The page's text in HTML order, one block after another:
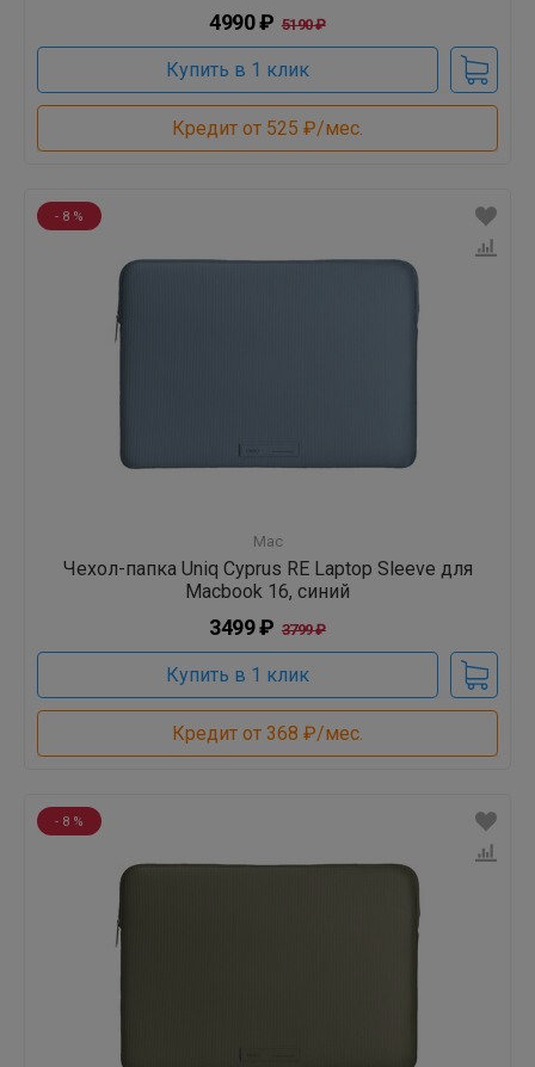
4990 ₽ 5190 ₽
Купить в 1 клик
Кредит от 525 ₽/мес.
- 8 %
Mac
Чехол-папка Uniq Cyprus RE Laptop Sleeve для
Macbook 16, синий
3499 ₽ 3799 ₽
Купить в 1 клик
Кредит от 368 ₽/мес.
- 8 %